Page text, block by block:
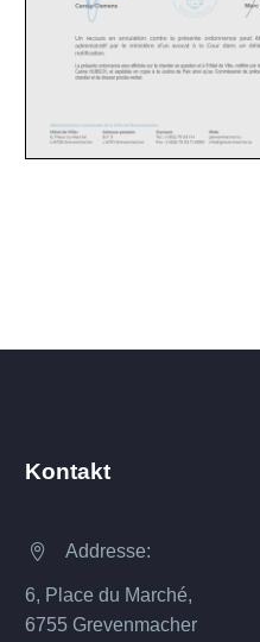
Kontakt

 Addresse:
6, Place du Marché,
6755 Grevenmacher